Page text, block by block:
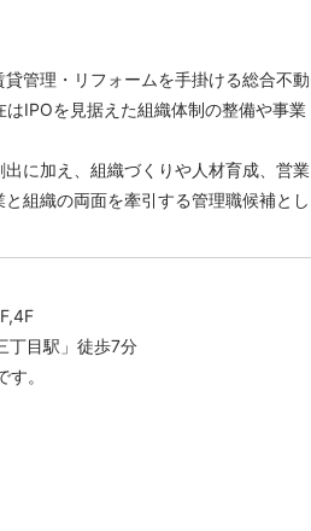
管理・リフォームを手掛ける総合不動
IPOを見据えた組織体制の整備や事業
に加え、組織づくりや人材育成、営業
組織の両面を牽引する管理職候補とし
丁目駅」徒歩7分
。